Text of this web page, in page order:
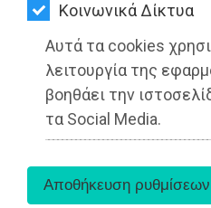
Kοινωνικά Δίκτυα
Αυτά τα cookies
λειτουργία της
βοηθάει την
τα Social Media.
ΨΙΘΥΡΟΙ
ΑΠΟΣΤΟΛΗ
ΑΡΘΡΩΝ
27-05-
Από τo